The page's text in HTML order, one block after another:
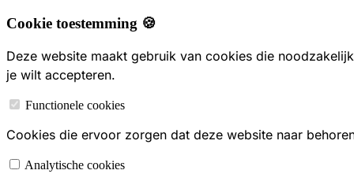
Cookie toestemming 🍪
Deze website maakt gebruik van cookies die
je wilt accepteren.
Functionele cookies
Cookies die ervoor zorgen dat deze website naar
Analytische cookies